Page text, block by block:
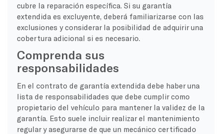
cubre la reparación específica. Si su garantía
extendida es excluyente, deberá familiarizarse con las
exclusiones y considerar la posibilidad de adquirir una
cobertura adicional si es necesario.
Comprenda sus
responsabilidades
En el contrato de garantía extendida debe haber una
lista de responsabilidades que debe cumplir como
propietario del vehículo para mantener la validez de la
garantía. Esto suele incluir realizar el mantenimiento
regular y asegurarse de que un mecánico certificado